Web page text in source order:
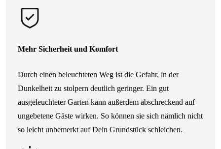
Mehr Sicherheit und Komfort
Durch einen beleuchteten Weg ist die Gefahr, in der
Dunkelheit zu stolpern deutlich geringer. Ein gut
ausgeleuchteter Garten kann außerdem abschreckend auf
ungebetene Gäste wirken. So können sie sich nämlich nicht
so leicht unbemerkt auf Dein Grundstück schleichen.